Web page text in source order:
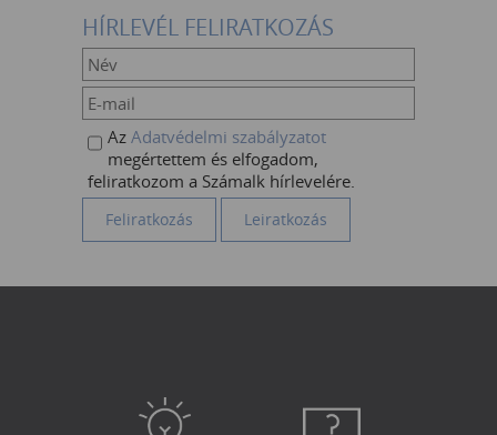
HÍRLEVÉL FELIRATKOZÁS
Az Adatvédelmi szabályzatot
megértettem és elfogadom,
feliratkozom a Számalk hírlevelére.